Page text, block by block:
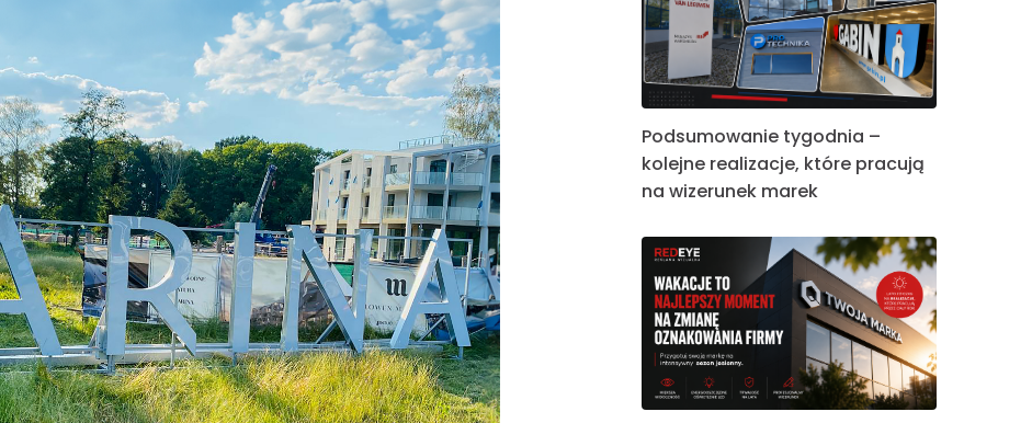
Podsumowanie tygodnia –
kolejne realizacje, które pracują
na wizerunek marek